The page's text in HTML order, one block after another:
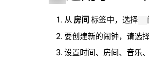
从房间 标签中，选择
要创建新的闹钟，请选
设置时间、房间、音乐